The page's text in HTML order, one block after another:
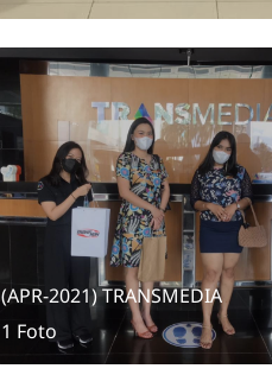
(APR-2021) TRANSMEDIA
1 Foto